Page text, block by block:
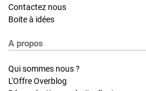
Contactez nous
Boite à idées
A propos
Qui sommes nous ?
L'Offre Overblog